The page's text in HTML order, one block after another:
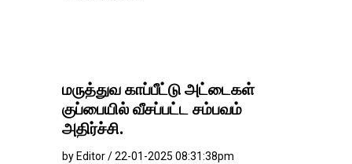
மருத்துவ காப்பீட்டு அட்டைகள்
குப்பையில் வீசப்பட்ட சம்பவம்
அதிர்ச்சி.
by Editor / 22-01-2025 08:31:38pm